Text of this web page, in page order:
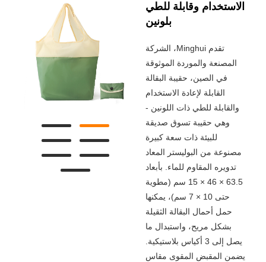
الاستخدام وقابلة للطي
بلونين
تقدم Minghui، الشركة
المصنعة والموردة الموثوقة
في الصين، حقيبة البقالة
القابلة لإعادة الاستخدام
والقابلة للطي ذات اللونين -
وهي حقيبة تسوق صديقة
للبيئة ذات سعة كبيرة
مصنوعة من البوليستر المعاد
تدويره المقاوم للماء. بأبعاد
63.5 × 46 × 15 سم (مطوية
حتى 10 × 7 سم)، يمكنها
حمل أحمال البقالة الثقيلة
بشكل مريح، واستبدال ما
يصل إلى 3 أكياس بلاستيكية.
يضمن المقبض المقوى مقاس